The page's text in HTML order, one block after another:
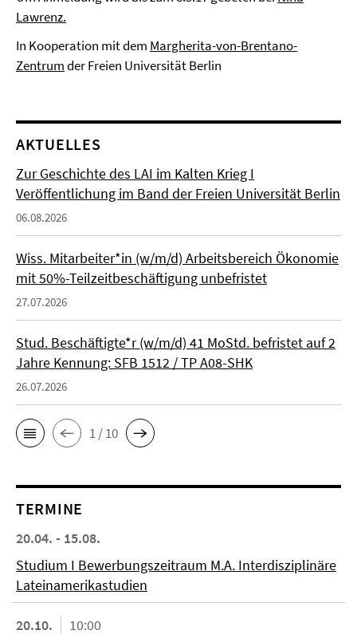
Lawrenz.
In Kooperation mit dem Margherita-von-Brentano-
Zentrumder Freien Universität Berlin
AKTUELLES
Zur Geschichte des LAI im Kalten Krieg I
Veröffentlichung im Band der Freien Universität Berlin
06.08.2026
Wiss. Mitarbeiter*in (w/m/d) Arbeitsbereich Ökonomie
mit 50%-Teilzeitbeschäftigung unbefristet
27.07.2026
Stud. Beschäftigte*r (w/m/d) 41 MoStd. befristet auf 2
Jahre Kennung: SFB 1512 / TP A08-SHK
26.07.2026
1 / 10
TERMINE
20.04. - 15.08.
Studium I Bewerbungszeitraum M.A. Interdisziplinäre
Lateinamerikastudien
20.10.
10:00